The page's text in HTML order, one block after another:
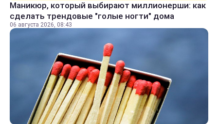
Маникюр, который выбирают миллионерши: как
сделать трендовые "голые ногти" дома
06 августа 2026, 08:43